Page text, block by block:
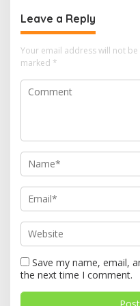
Leave a Reply
Your email address will not
marked *
Save my name, email,
the next time I comment.